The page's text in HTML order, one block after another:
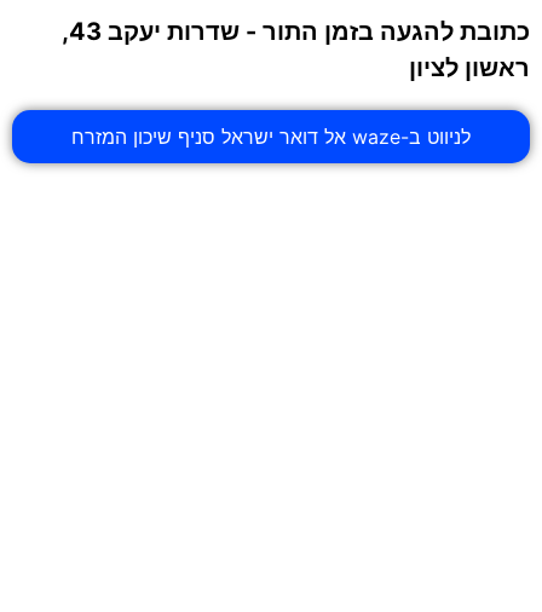
כתובת להגעה בזמן התור - שדרות יעקב 43,
ראשון לציון
לניווט ב-waze אל דואר ישראל סניף שיכון המזרח